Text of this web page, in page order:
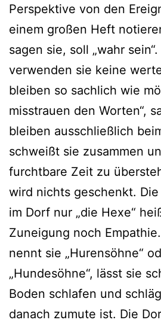
Perspektive von den
einem großen Heft
sagen sie, soll „wahr
verwenden sie keine
bleiben so sachlich wie
misstrauen den Worten“,
bleiben ausschließlich
schweißt sie zusammen
furchtbare Zeit zu
wird nichts geschenkt.
im Dorf nur „die Hexe“
Zuneigung noch
nennt sie „Hurensöhne“
„Hundesöhne“, lässt sie
Boden schlafen und
danach zumute ist. Die